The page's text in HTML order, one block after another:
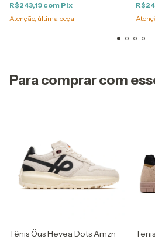
R$243,19 com Pix
Atenção, última peça!
Para comprar com
Tênis Öus Hevea Döts Amzn